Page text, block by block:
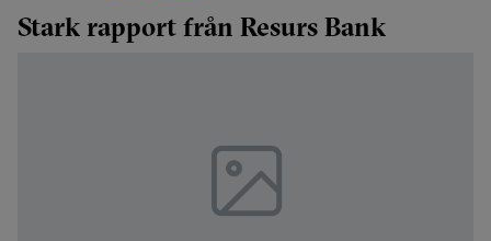
Stark rapport från Resurs Bank